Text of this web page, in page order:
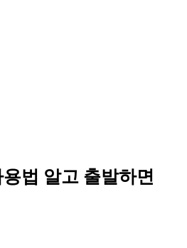
법 알고 출발하면